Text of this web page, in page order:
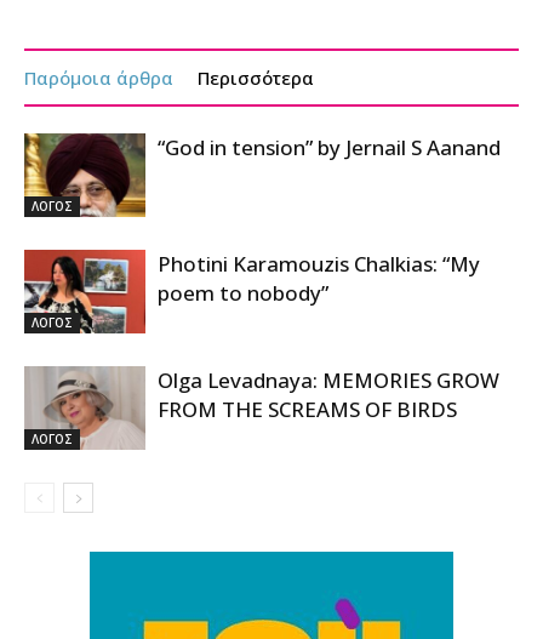
Παρόμοια άρθρα Περισσότερα
ΛΟΓΟΣ
“God in tension” by Jernail S Aanand
ΛΟΓΟΣ
Photini Karamouzis Chalkias: “My
poem to nobody”
ΛΟΓΟΣ
Olga Levadnaya: MEMORIES GROW
FROM THE SCREAMS OF BIRDS